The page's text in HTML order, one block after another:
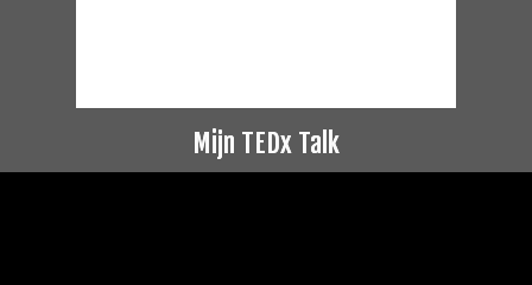
Mijn TEDx Talk